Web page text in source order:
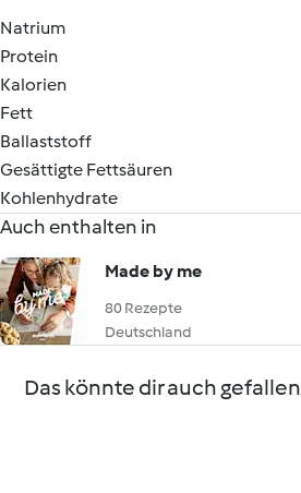
Natrium
Protein
Kalorien
Fett
Ballaststoff
Gesättigte Fettsäuren
Kohlenhydrate
Auch enthalten in
Made by me
80 Rezepte
Deutschland
Das könnte dir auch gefallen